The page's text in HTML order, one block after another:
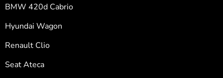
BMW 420d Cabrio
Hyundai Wagon
Renault Clio
Seat Ateca